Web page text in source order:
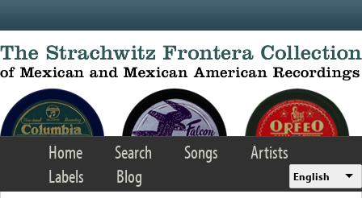
Home Search Songs
Artists
Labels
Blog English